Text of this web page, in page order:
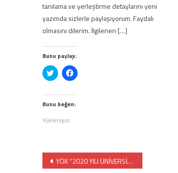
tanılama ve yerleştirme detaylarını yeni
yazımda sizlerle paylaşıyorum. Faydalı
olmasını dilerim. İlgilenen […]
Bunu paylaş:
Twitter
üzerinde
tıklayın
(Yeni
pencerede
Facebook'ta
paylaşmak
(Yeni
pencerede
Bunu beğen:
Yükleniyor...
Yazı
YÖK “2020 YILI ÜNİVERSİTE İZLEME VE DEĞERLENDİRME RAPORLARINI” YAYIMLADI